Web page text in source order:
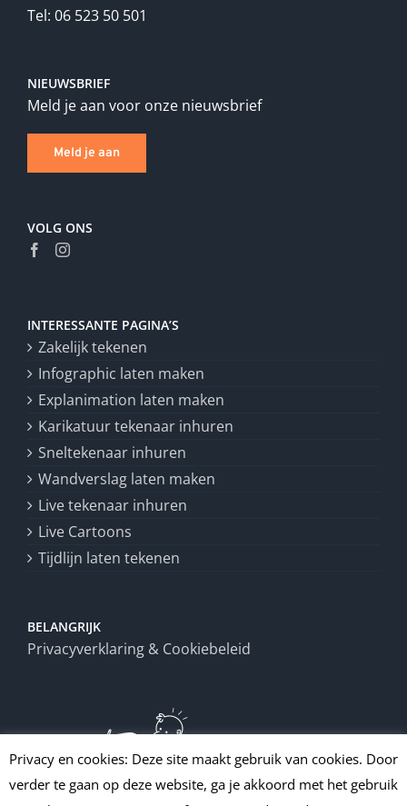
Tel: 06 523 50 501
NIEUWSBRIEF
Meld je aan voor onze nieuwsbrief
Meld je aan
VOLG ONS
INTERESSANTE PAGINA’S
Zakelijk tekenen
Infographic laten maken
Explanimation laten maken
Karikatuur tekenaar inhuren
Sneltekenaar inhuren
Wandverslag laten maken
Live tekenaar inhuren
Live Cartoons
Tijdlijn laten tekenen
BELANGRIJK
Privacyverklaring & Cookiebeleid
Privacy en cookies: Deze site maakt gebruik van cookies. Door
verder te gaan op deze website, ga je akkoord met het gebruik